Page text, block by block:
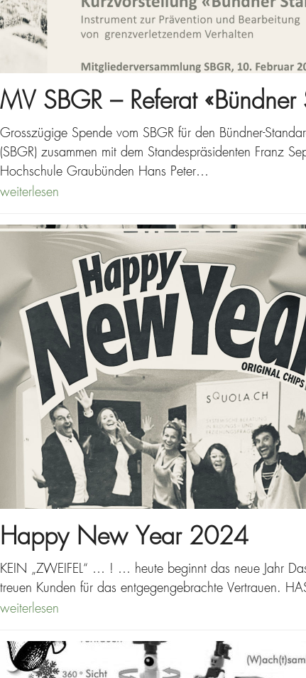
MV SBGR – Referat «Bündner
Grosszügige Spende vom SBGR für den Bündner-
(SBGR) zusammen mit dem Standespräsidenten Franz
Hochschule Graubünden Hans Peter…
weiterlesen
Happy New Year 2024
KEIN „ZWEIFEL“ … ! … heute beginnt das neue Jahr
treuen Kunden für das entgegengebrachte Vertrauen.
weiterlesen